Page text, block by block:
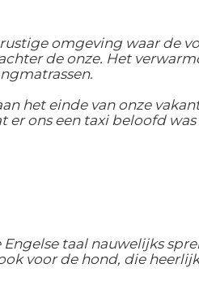
omgeving waar de
de onze. Het
het einde van onze
ons een taxi beloofd
taal nauwelijks
voor de hond, die